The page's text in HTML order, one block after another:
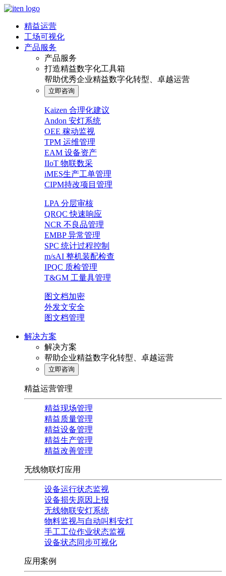
精益运营
工场可视化
产品服务
产品服务
打造精益数字化工具箱
帮助优秀企业精益数字化转型、卓越运营
立即咨询
Kaizen 合理化建议
Andon 安灯系统
OEE 稼动监视
TPM 运维管理
EAM 设备资产
IIoT 物联数采
iMES生产工单管理
CIPM持改项目管理
LPA 分层审核
QRQC 快速响应
NCR 不良品管理
EMBP 异常管理
SPC 统计过程控制
m/sAI 整机装配检查
IPQC 质检管理
T&GM 工量具管理
图文档加密
外发文安全
图文档管理
解决方案
解决方案
帮助企业精益数字化转型、卓越运营
立即咨询
精益运营管理
精益现场管理
精益质量管理
精益设备管理
精益生产管理
精益改善管理
无线物联灯应用
设备运行状态监视
设备损失原因上报
无线物联安灯系统
物料监视与自动叫料安灯
手工工位作业状态监视
设备状态同步可视化
应用案例